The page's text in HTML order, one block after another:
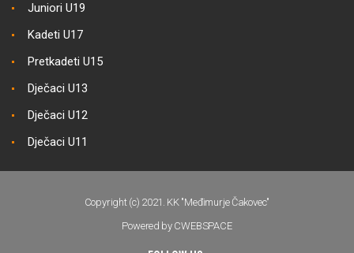
Juniori U19
Kadeti U17
Pretkadeti U15
Dječaci U13
Dječaci U12
Dječaci U11
Copyright (c) 2021. KK "Međimurje Čakovec"
Powered by CWEBSPACE